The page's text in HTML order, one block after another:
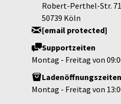
Robert-Perthel-Str.
50739 Köln
[email protected]
Supportzeiten
Montag - Freitag von
Ladenöffnungszeiten
Montag - Freitag von